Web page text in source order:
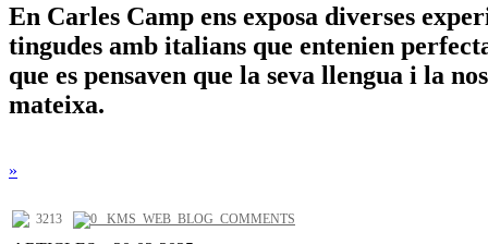
En Carles Camp ens exposa diverses
tingudes amb italians que entenien
que es pensaven que la seva llengua i la
mateixa.
»
3213 0 _KMS_WEB_BLOG_COMMENTS